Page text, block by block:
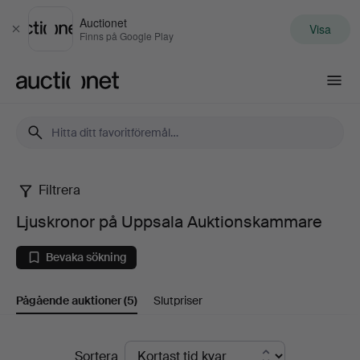
Stäng
Auctionet
Finns på Google Play Visa
Ljuskronor
på
Uppsala
Auktionskammare
Filtrera
Ljuskronor på Uppsala Auktionskammare
Bevaka sökning
Pågående auktioner(5) Slutpriser
PågåendeSortera